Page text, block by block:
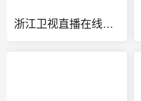
浙江卫视直播在线直播